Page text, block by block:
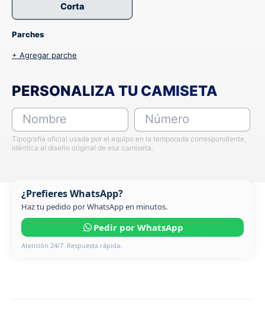
Corta
Parches
+ Agregar parche
PERSONALIZA TU CAMISETA
Nombre Número
Tipografía oficial usada por el equipo en la temporada correspondiente,
idéntica al diseño original de esa camiseta.
¿Prefieres WhatsApp?
Haz tu pedido por WhatsApp en minutos.
Pedir por WhatsApp
Atención 24/7. Respuesta rápida.